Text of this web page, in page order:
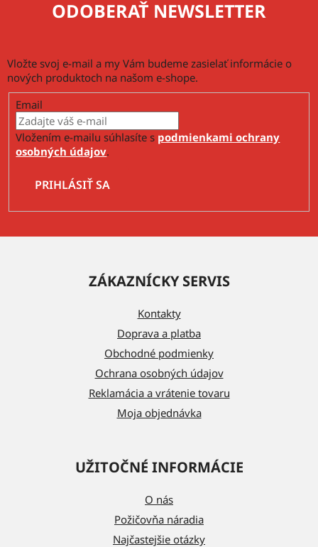
ODOBERAŤ NEWSLETTER
Vložte svoj e-mail a my Vám budeme zasielať informácie o
nových produktoch na našom e-shope.
Email
Vložením e-mailu súhlasíte s podmienkami ochrany
osobných údajov.
PRIHLÁSIŤ SA
ZÁKAZNÍCKY SERVIS
Kontakty
Doprava a platba
Obchodné podmienky
Ochrana osobných údajov
Reklamácia a vrátenie tovaru
Moja objednávka
UŽITOČNÉ INFORMÁCIE
O nás
Požičovňa náradia
Najčastejšie otázky